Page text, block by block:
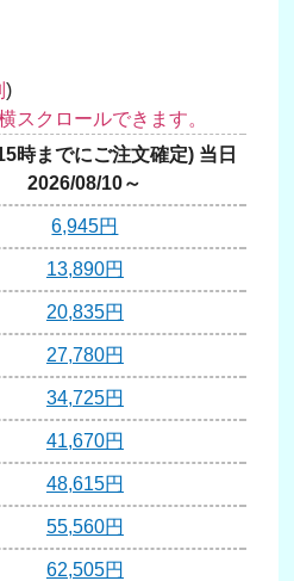
)
時までにご注文確定) 当日
2026/08/10～
6,945円
13,890円
20,835円
27,780円
34,725円
41,670円
48,615円
55,560円
62,505円